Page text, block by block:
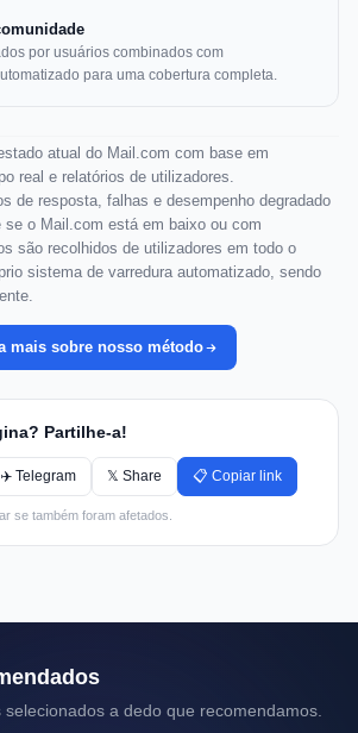
por usuários combinados com
para uma cobertura completa.
atual do Mail.com com base em
real e relatórios de utilizadores.
de resposta, falhas e desempenho degradado
se o Mail.com está em baixo ou com
são recolhidos de utilizadores em todo o
sistema de varredura automatizado, sendo
mais sobre nosso método
Partilhe-a!
✈️ Telegram 𝕏 Share 📋 Copiar link
se também foram afetados.
selecionados a dedo que recomendamos.